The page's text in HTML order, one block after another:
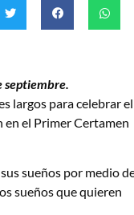
septiembre.
largos para celebrar el
el Primer Certamen
sueños por medio
sueños que quieren